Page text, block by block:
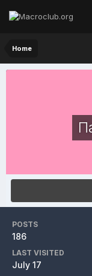
Home
POSTS
186
LAST VISITED
July 17